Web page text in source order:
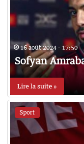
16 août 2024 - 17:50
Sofyan
Lire la suite »
Sport